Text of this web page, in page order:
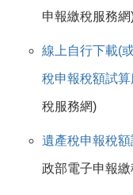
申報繳稅服務網
線上自行下載(
稅申報稅額試
稅服務網)
遺產稅申報稅
政部電子申報